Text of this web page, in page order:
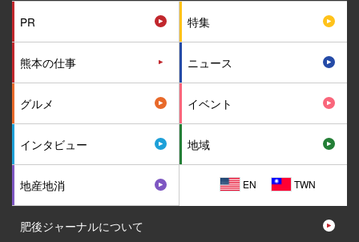
PR 特集
熊本の仕事 ニュース
グルメ イベント
インタビュー 地域
地産地消 EN TWN
肥後ジャーナルについて